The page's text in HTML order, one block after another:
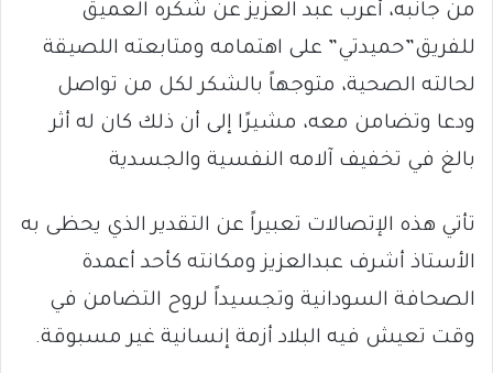
من جانبه، أعرب عبد العزيز عن شكره العميق
للفريق”حميدتي” على اهتمامه ومتابعته اللصيقة
لحالته الصحية، متوجهاً بالشكر لكل من تواصل
ودعا وتضامن معه، مشيرًا إلى أن ذلك كان له أثر
بالغ في تخفيف آلامه النفسية والجسدية
تأتي هذه الإتصالات تعبيراً عن التقدير الذي يحظى به
الأستاذ أشرف عبدالعزيز ومكانته كأحد أعمدة
الصحافة السودانية وتجسيداً لروح التضامن في
وقت تعيش فيه البلاد أزمة إنسانية غير مسبوقة.